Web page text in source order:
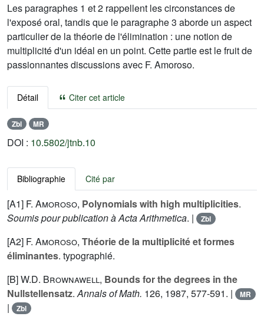
Les paragraphes 1 et 2 rappellent les circonstances de
l'exposé oral, tandis que le paragraphe 3 aborde un aspect
particulier de la théorie de l'élimination : une notion de
multiplicité d'un idéal en un point. Cette partie est le fruit de
passionnantes discussions avec F. Amoroso.
Détail Citer cet article
Zbl MR
DOI : 10.5802/jtnb.10
Bibliographie Cité par
[A1] F. Amoroso, Polynomials with high multiplicities.
Soumis pour publication à Acta Arithmetica. | Zbl
[A2] F. Amoroso, Théorie de la multiplicité et formes
éliminantes. typographié.
[B]W.D. Brownawell, Bounds for the degrees in the
Nullstellensatz.Annals of Math. 126, 1987, 577-591. | MR
| Zbl